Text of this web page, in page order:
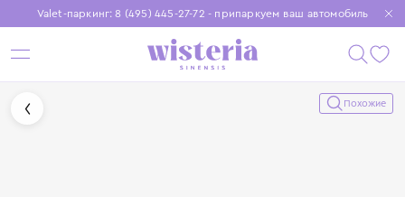
Valet-паркинг: 8 (495) 445-27-72 - припаркуем ваш автомобиль
Бесплатная доставка при заказе от 15 000 ₽
Установите приложение, чтобы покупки были еще удобнее
Похожие